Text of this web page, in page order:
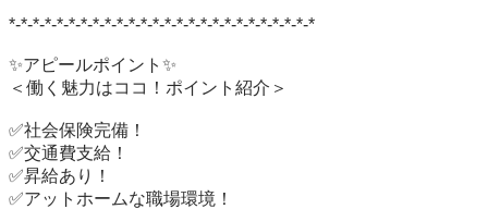
*-*-*-*-*-*-*-*-*-*-*-*-*-*-*-*-*-*-*-*-*-*-*-*-*-*
✨アピールポイント✨
＜働く魅力はココ！ポイント紹介＞
✅社会保険完備！
✅交通費支給！
✅昇給あり！
✅アットホームな職場環境！